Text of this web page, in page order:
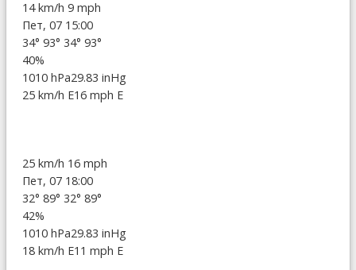
14 km/h 9 mph
Пет, 07 15:00
34° 93° 34° 93°
40%
1010 hPa29.83 inHg
25 km/h E16 mph E
25 km/h 16 mph
Пет, 07 18:00
32° 89° 32° 89°
42%
1010 hPa29.83 inHg
18 km/h E11 mph E